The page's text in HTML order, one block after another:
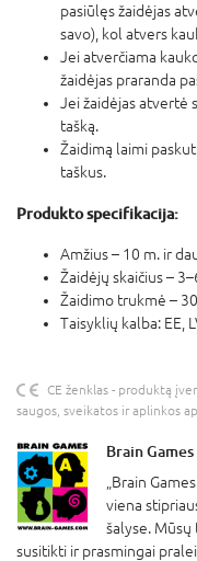
pasiūlęs žaidėjas
savo), kol atvers
Jei atverčiama
žaidėjas praranda
Jei žaidėjas atvertė
tašką.
Žaidimą laimi
taškus.
Produkto specifikacija:
Amžius – 10 m. ir
Žaidėjų skaičius –
Žaidimo trukmė –
Taisyklių kalba: EE,
CE ženklas - produktą
saugos, sveikatos ir aplinkos
Brain Games
„Brain
viena
šalyse.
susitikti ir prasmingai